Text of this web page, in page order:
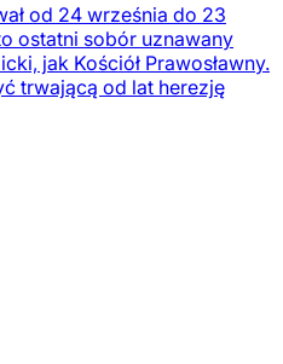
od 24 września do 23
ostatni sobór uznawany
jak Kościół Prawosławny.
trwającą od lat herezję